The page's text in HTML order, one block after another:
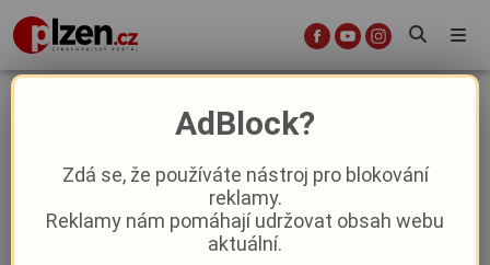
měření rychlosti
Řidiči, pozor, na těchto místech dejte
raději nohu z plynu! Strážníci s
radarem obsadili silnice v Plzni
AdBlock?
Zdá se, že používáte nástroj pro blokování
reklamy.
Reklamy nám pomáhají udržovat obsah webu
aktuální.